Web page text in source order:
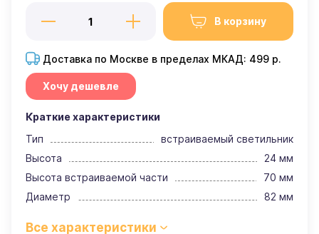
В корзину
Доставка по Москве в пределах МКАД: 499 р.
Хочу дешевле
Краткие характеристики
Тип
встраиваемый светильник
Высота
24 мм
Высота встраиваемой части
70 мм
Диаметр
82 мм